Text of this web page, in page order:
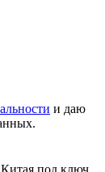
и даю
под ключ